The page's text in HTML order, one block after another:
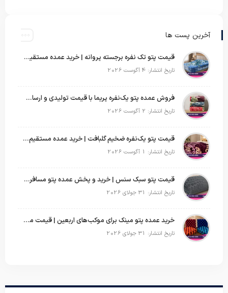
آخرین پست ها
قیمت پتو تک نفره برجسته پروانه | خرید عمده مستقیم با بهترین قیمت بازار
تاریخ انتشار: 4 آگوست 2026
فروش عمده پتو یک‌نفره پریما با قیمت تولیدی و ارسال به سراسر کشور
تاریخ انتشار: 2 آگوست 2026
قیمت پتو یک‌نفره ضخیم گلبافت | خرید عمده مستقیم با بهترین قیمت
تاریخ انتشار: 1 آگوست 2026
قیمت پتو سبک سنس | خرید و پخش عمده پتو مسافرتی Sense
تاریخ انتشار: 31 جولای 2026
خرید عمده پتو مینک برای موکب‌های اربعین | قیمت مناسب و ارسال سریع
تاریخ انتشار: 31 جولای 2026